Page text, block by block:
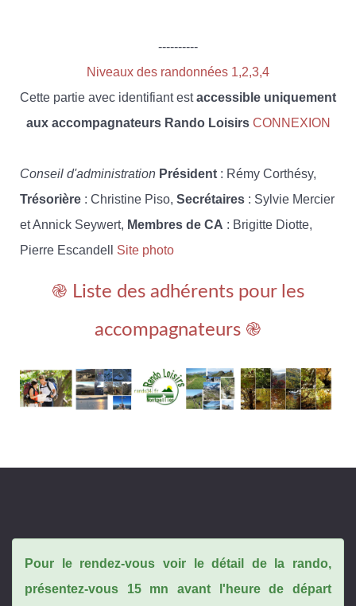
----------
Niveaux des randonnées 1,2,3,4
Cette partie avec identifiant estaccessible uniquement
aux accompagnateurs Rando Loisirs CONNEXION
Conseil d'administration Président : Rémy Corthésy,
Trésorière : Christine Piso, Secrétaires : Sylvie Mercier
et Annick Seywert, Membres de CA : Brigitte Diotte,
Pierre Escandell Site photo
֎ Liste des adhérents pour les
accompagnateurs ֎
Pour le rendez-vous voir le détail de la rando,
présentez-vous 15 mn avant l'heure de départ